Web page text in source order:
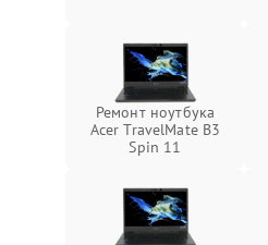
Ремонт ноутбука
Acer TravelMate B3
Spin 11